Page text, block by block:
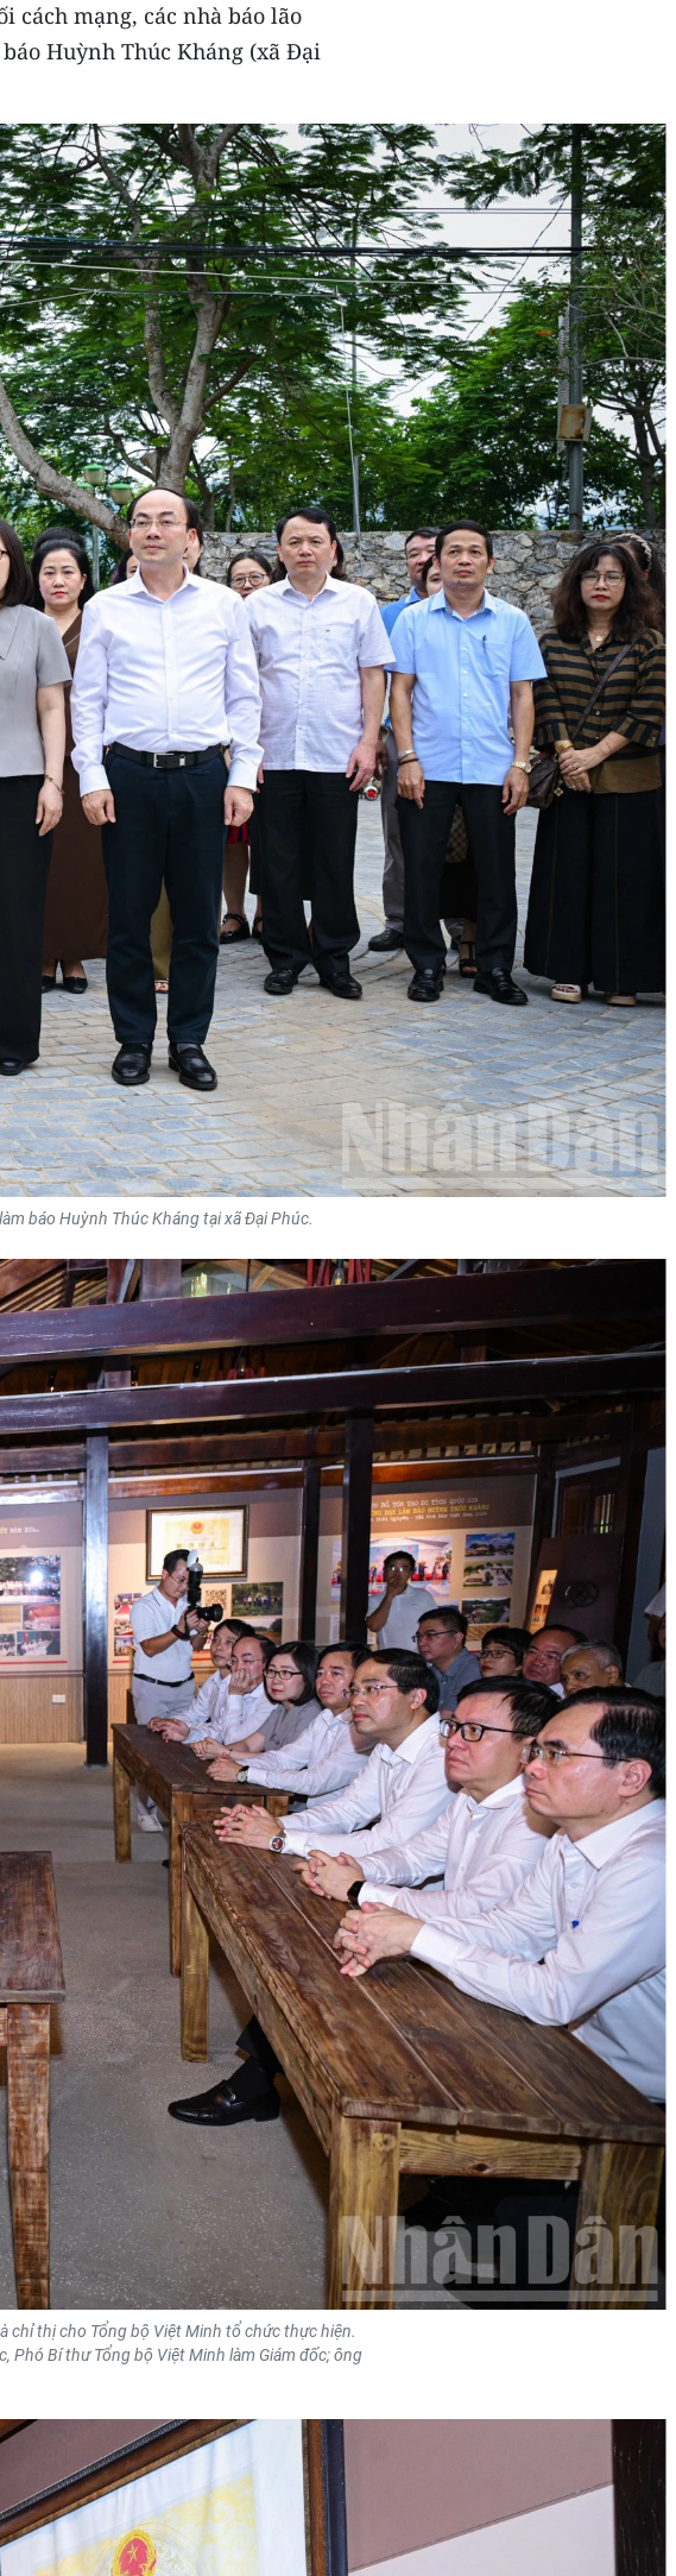
cách mạng, các nhà báo lão
Huỳnh Thúc Kháng (xã Đại
báo Huỳnh Thúc Kháng tại xã Đại Phúc.
chỉ thị cho Tổng bộ Việt Minh tổ chức thực hiện.
Bí thư Tổng bộ Việt Minh làm Giám đốc; ông